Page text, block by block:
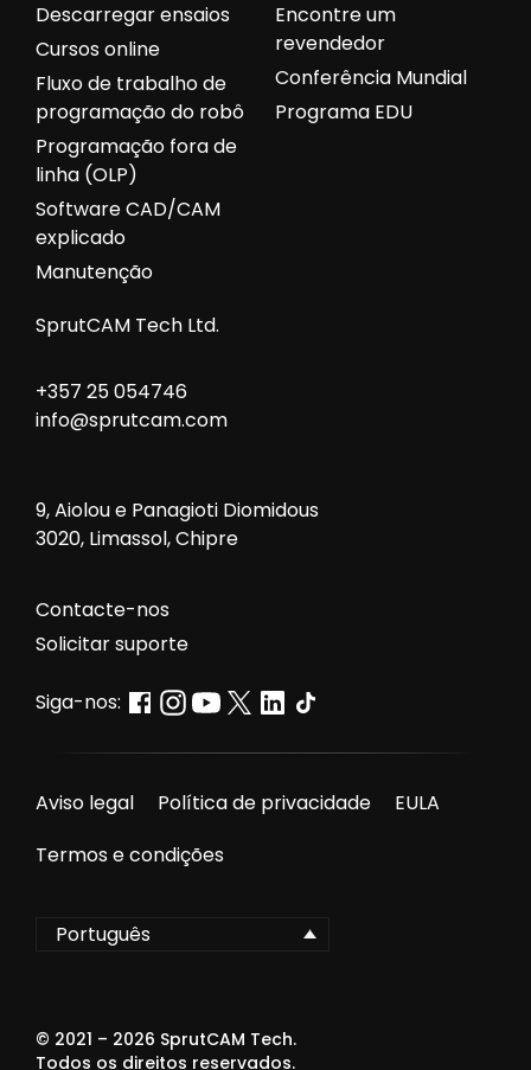
Encontre um
revendedor
Conferência Mundial
Programa EDU
Descarregar ensaios
Cursos online
Fluxo de trabalho de
programação do robô
Programação fora de
linha (OLP)
Software CAD/CAM
explicado
Manutenção
SprutCAM Tech Ltd.
+357 25 054746
info@sprutcam.com
9, Aiolou e Panagioti Diomidous
3020, Limassol, Chipre
Contacte-nos
Solicitar suporte
Siga-nos:
Aviso legal Política de privacidade
EULA
Termos e condições
Português
© 2021 – 2026 SprutCAM Tech.
Todos os direitos reservados.